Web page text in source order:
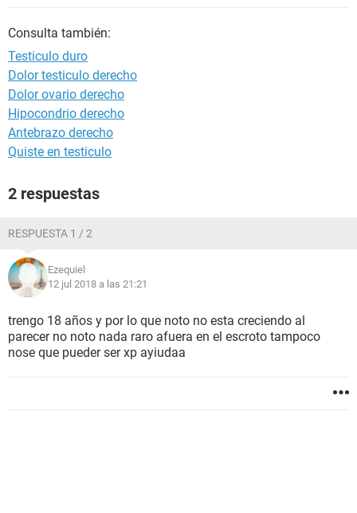
Consulta también:
Testiculo duro
Dolor testiculo derecho
Dolor ovario derecho
Hipocondrio derecho
Antebrazo derecho
Quiste en testiculo
2 respuestas
RESPUESTA 1 / 2
Ezequiel
12 jul 2018 a las 21:21
trengo 18 años y por lo que noto no esta creciendo al
parecer no noto nada raro afuera en el escroto tampoco
nose que pueder ser xp ayiudaa